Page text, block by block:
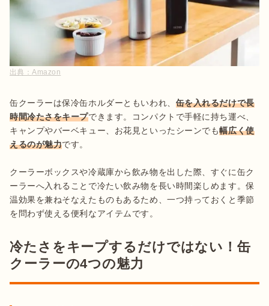
出典：Amazon
缶クーラーは保冷缶ホルダーともいわれ、 缶を入れるだけで長
時間冷たさをキープできます。コンパクトで手軽に持ち運べ、
キャンプやバーベキュー、お花見といったシーンでも幅広く使
えるのが魅力です。
クーラーボックスや冷蔵庫から飲み物を出した際、すぐに缶ク
ーラーへ入れることで冷たい飲み物を長い時間楽しめます。保
温効果を兼ねそなえたものもあるため、一つ持っておくと季節
を問わず使える便利なアイテムです。
冷たさをキープするだけではない！缶
クーラーの4つの魅力